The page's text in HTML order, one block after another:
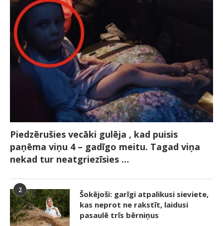
Piedzērušies vecāki gulēja , kad puisis
paņēma viņu 4 – gadīgo meitu. Tagad viņa
nekad tur neatgriezīsies …
2
Šokējoši: garīgi atpalikusi sieviete,
kas neprot ne rakstīt, laidusi
pasaulē trīs bērniņus